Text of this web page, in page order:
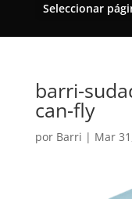
Seleccionar
barri-
can-fly
por Barri | Mar